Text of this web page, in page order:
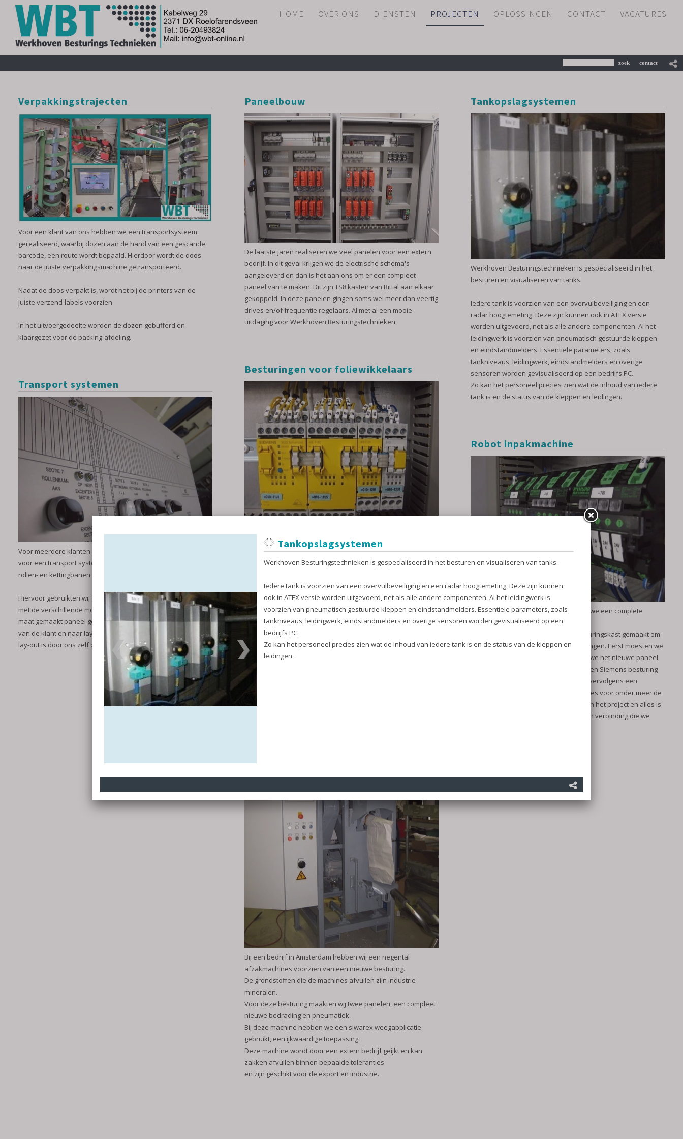
HOME OVER ONS DIENSTEN PROJECTEN OPLOSSINGEN CONTACT VACATURES
Verpakkingstrajecten
Voor een klant van ons hebben we een transportsysteem
gerealiseerd, waarbij dozen aan de hand van een gescande
barcode, een route wordt bepaald. Hierdoor wordt de doos
naar de juiste verpakkingsmachine getransporteerd.
Nadat de doos verpakt is, wordt het bij de printers van de
juiste verzend-labels voorzien.
In het uitvoergedeelte worden de dozen gebufferd en
klaargezet voor de packing-afdeling.
Paneelbouw
De laatste jaren realiseren we veel panelen voor een extern
bedrijf. In dit geval krijgen we de electrische schema's
aangeleverd en dan is het aan ons om er een compleet
paneel van te maken. Dit zijn TS8 kasten van Rittal aan elkaar
gekoppeld. In deze panelen gingen soms wel meer dan veertig
drives en/of frequentie regelaars. Al met al een mooie
uitdaging voor Werkhoven Besturingstechnieken.
Tankopslagsystemen
Werkhoven Besturingstechnieken is gespecialiseerd in het
besturen en visualiseren van tanks.
Iedere tank is voorzien van een overvulbeveiliging en een
radar hoogtemeting. Deze zijn kunnen ook in ATEX versie
worden uitgevoerd, net als alle andere componenten. Al het
leidingwerk is voorzien van pneumatisch gestuurde kleppen
en eindstandmelders. Essentiele parameters, zoals
tankniveaus, leidingwerk, eindstandmelders en overige
sensoren worden gevisualiseerd op een bedrijfs PC.
Zo kan het personeel precies zien wat de inhoud van iedere
tank is en de status van de kleppen en leidingen.
Besturingen voor foliewikkelaars
Voor meerdere foliewikkelaars hebben we een complete
besturingen geleverd. Deze besturing hebben wij gemaakt
voor de firma Eeden Verpakkingsmachines uit Rotterdam. Zo
die 'wireless' via WIFI met elkaar communiceren. Deze kast is
voorzien van een touch screen, in de kastdeur, om de machine
te bedienen.
Deze besturing weet echt het optimale rendement uit de
machine te halen.
Transport systemen
Voor meerdere klanten hebben we een besturing geleverd
voor een transport systeem. Denk hierbij aan verschillende
rollen- en kettingbanen of verschillende soorten hefsecties.
Hiervoor gebruikten wij de Siemens S7-1200 PLC in combinatie
met de verschillende motorgroepen. Ook hebben wij een op
maat gemaakt paneel geleverd die gegraveerd is naar wens
van de klant en naar lay-out van het transport systeem. Deze
lay-out is door ons zelf ontworpen en getekend.
Robot inpakmachine
Voor een robot inpakmachine hebben we een complete
besturing vervangen.
We hebben hiervoor een nieuwe besturingskast gemaakt om
deze voor de bestaande kast te vervangen. Eerst moesten we
het oude paneel demonteren voordat we het nieuwe paneel
konden plaatsen. Het gaat hierbij om een Siemens besturing
met integrated safety. Deze PLC heeft vervolgens een
connectie met een aantal Simotion drives voor onder meer de
robot. Er zit ook een HMI touch screen in het project en alles is
met Profinet aan elkaar gekoppeld, een verbinding die we
Afzakmachine
Bij een bedrijf in Amsterdam hebben wij een negental
afzakmachines voorzien van een nieuwe besturing.
De grondstoffen die de machines afvullen zijn industrie
mineralen.
Voor deze besturing maakten wij twee panelen, een compleet
nieuwe bedrading en pneumatiek.
Bij deze machine hebben we een siwarex weegapplicatie
gebruikt, een ijkwaardige toepassing.
Deze machine wordt door een extern bedrijf geijkt en kan
zakken afvullen binnen bepaalde toleranties
en zijn geschikt voor de export en industrie.